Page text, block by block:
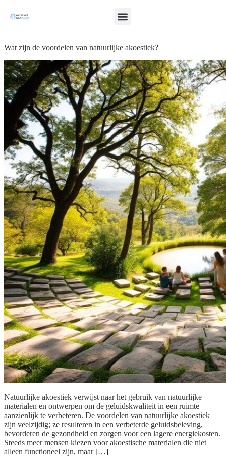
Wat zijn de voordelen van natuurlijke akoestiek?
Natuurlijke akoestiek verwijst naar het gebruik van natuurlijke
materialen en ontwerpen om de geluidskwaliteit in een ruimte
aanzienlijk te verbeteren. De voordelen van natuurlijke akoestiek
zijn veelzijdig; ze resulteren in een verbeterde geluidsbeleving,
bevorderen de gezondheid en zorgen voor een lagere energiekosten.
Steeds meer mensen kiezen voor akoestische materialen die niet
alleen functioneel zijn, maar […]